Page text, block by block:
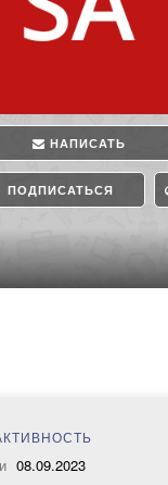
НАПИСАТЬ
ПОДПИСАТЬСЯ
08.09.2023